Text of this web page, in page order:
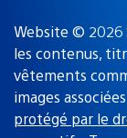
Website © 2026
les contenus,
vêtements
images
protégé par le